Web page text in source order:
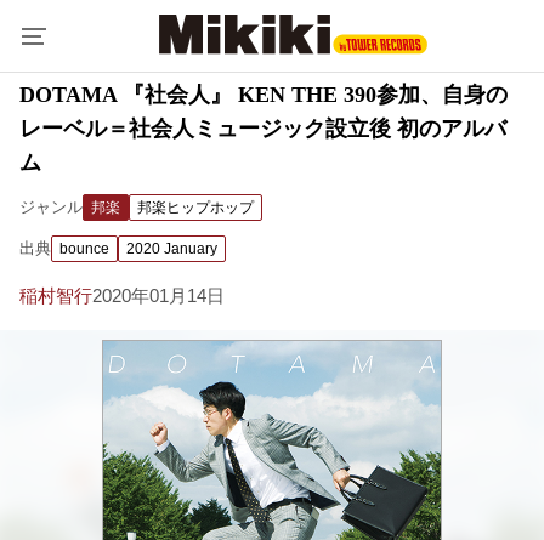
DOTAMA 『社会人』 KEN THE 390参加、自身の
レーベル＝社会人ミュージック設立後 初のアルバ
ム
ジャンル 邦楽 邦楽ヒップホップ
出典 bounce 2020 January
稲村智行2020年01月14日